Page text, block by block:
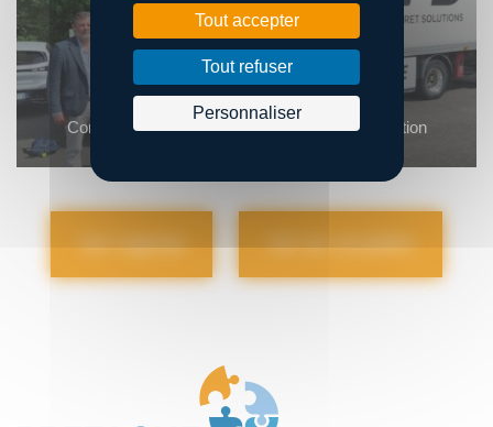
Conférence de presse : la décarbonation en action
Voir l'agenda Voir les actualités
Tout accepter
Tout refuser
Personnaliser